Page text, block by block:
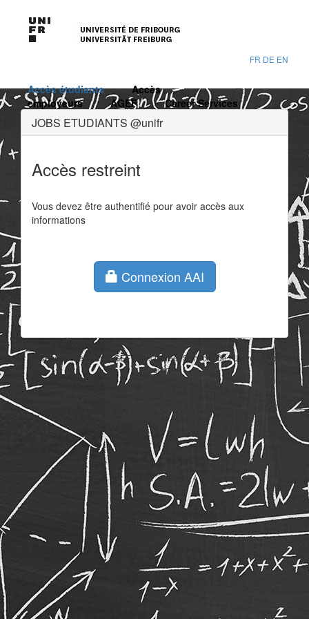
FR DE EN
Accès étudiants
Accès
employeurs
AGEF Career Services
JOBS ETUDIANTS @unifr
Accès restreint
Vous devez être authentifié pour avoir accès aux
informations
Connexion AAI
Un service offert par l'AGEF et les Career Services de l'Université de
Fribourg